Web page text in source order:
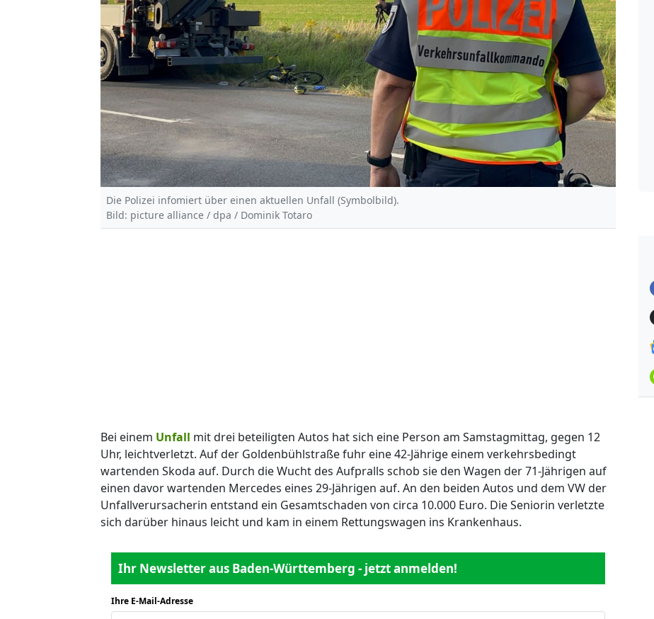
Die Polizei infomiert über einen aktuellen Unfall (Symbolbild).
Bild: picture alliance / dpa / Dominik Totaro
Bei einem Unfall mit drei beteiligten Autos hat sich eine Person am Samstagmittag, gegen 12
Uhr, leichtverletzt. Auf der Goldenbühlstraße fuhr eine 42-Jährige einem verkehrsbedingt
wartenden Skoda auf. Durch die Wucht des Aufpralls schob sie den Wagen der 71-Jährigen auf
einen davor wartenden Mercedes eines 29-Jährigen auf. An den beiden Autos und dem VW der
Unfallverursacherin entstand ein Gesamtschaden von circa 10.000 Euro. Die Seniorin verletzte
sich darüber hinaus leicht und kam in einem Rettungswagen ins Krankenhaus.
Ihr Newsletter aus Baden-Württemberg - jetzt anmelden!
Ihre E-Mail-Adresse